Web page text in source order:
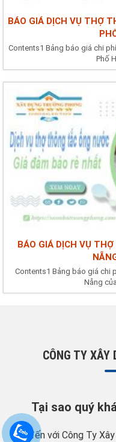
BÁO GIÁ DỊCH VỤ THỢ
Contents1 Bảng báo giá chi
Phố
BÁO GIÁ DỊCH VỤ
Contents1 Bảng báo giá chi
Nẵng
CÔNG TY XÂY
Tại sao quý
Hãy đến với Công Ty